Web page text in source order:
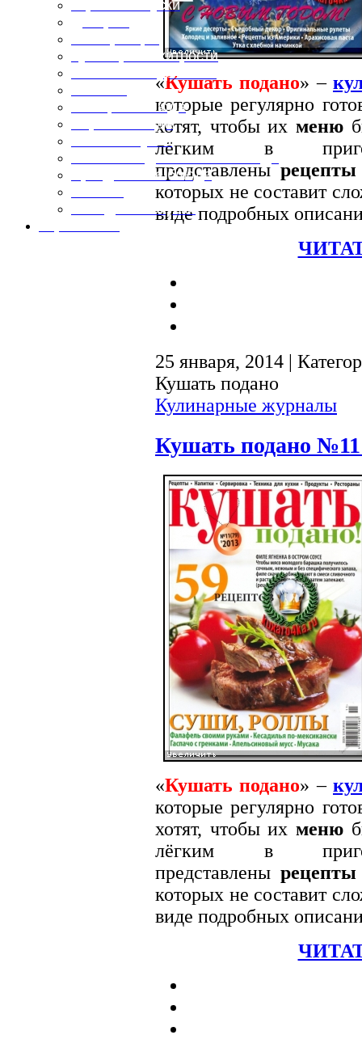
Горячие закуски
Кулинарные хитрости
Маленьким гурманам
Овощные блюда
Первые блюда
Полевая кухня
Постные и диетические блюда
Праздничные блюда
Холодные закуски
«Кушать подано» –
которые регулярно
хотят, чтобы ихменю
лёгким в
представлены
которых не составит
виде подробных
25 января, 2014 |
Кушать подано
Кулинарные журналы
Кушать подано №11
«Кушать подано» –
которые регулярно
хотят, чтобы ихменю
лёгким в
представлены
которых не составит
виде подробных